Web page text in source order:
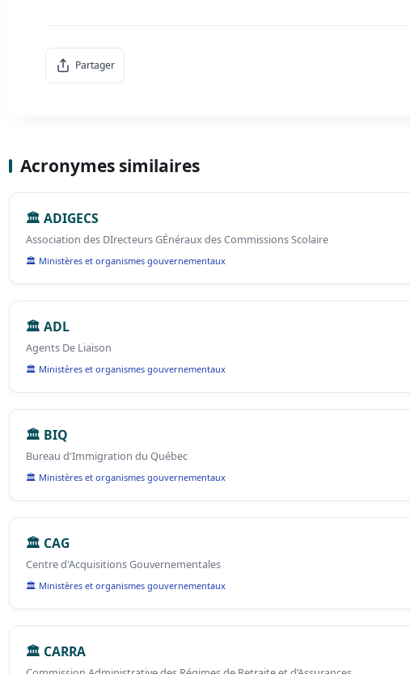
Partager
Acronymes similaires
🏛️ ADIGECS
Association des DIrecteurs GÉnéraux des Commissions Scolaire
🏛️ Ministères et organismes gouvernementaux
🏛️ ADL
Agents De Liaison
🏛️ Ministères et organismes gouvernementaux
🏛️ BIQ
Bureau d'Immigration du Québec
🏛️ Ministères et organismes gouvernementaux
🏛️ CAG
Centre d'Acquisitions Gouvernementales
🏛️ Ministères et organismes gouvernementaux
🏛️ CARRA